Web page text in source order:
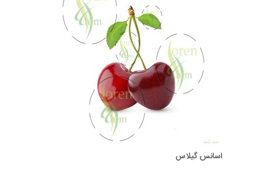
اسانس گیلاس